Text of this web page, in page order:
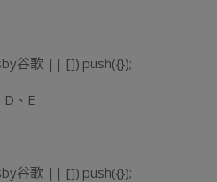
谷歌 || []).push({});
D、E
谷歌 || []).push({});